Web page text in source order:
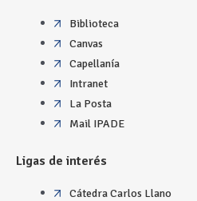
Biblioteca
Canvas
Capellanía
Intranet
La Posta
Mail IPADE
Ligas de interés
Cátedra Carlos Llano